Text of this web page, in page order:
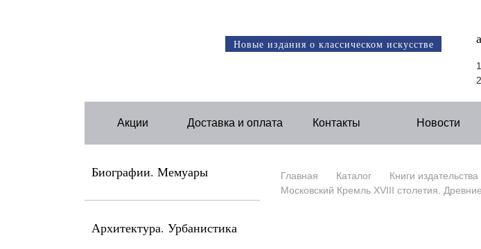
Новые издания о классическом искусстве
Акции Доставка и оплата Контакты Новости
Биографии. Мемуары
Архитектура. Урбанистика
Главная Каталог
Книги
Московский Кремль XVIII столетия.